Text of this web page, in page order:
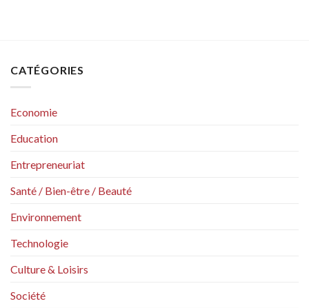
CATÉGORIES
Economie
Education
Entrepreneuriat
Santé / Bien-être / Beauté
Environnement
Technologie
Culture & Loisirs
Société